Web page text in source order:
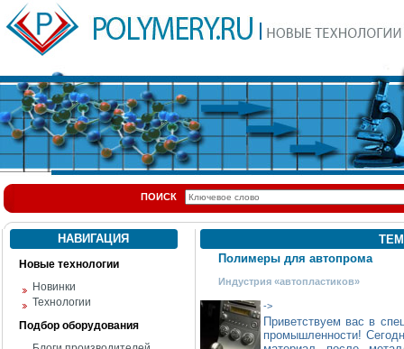
ПОИСК
НАВИГАЦИЯ
Новые технологии
Новинки
Технологии
Подбор оборудования
Полимеры для автопрома
Индустрия «автопластиков»
->
Приветствуем вас в
промышленности!